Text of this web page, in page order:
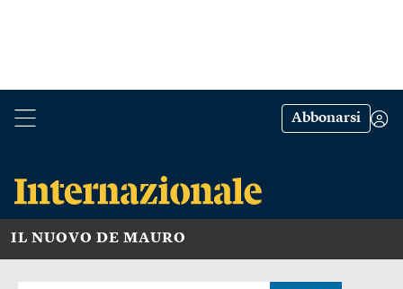
Abbonarsi
IL NUOVO DE MAURO